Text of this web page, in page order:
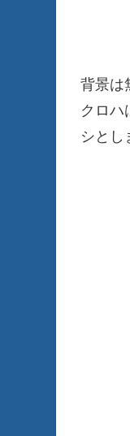
背景は
クロハ
シとし